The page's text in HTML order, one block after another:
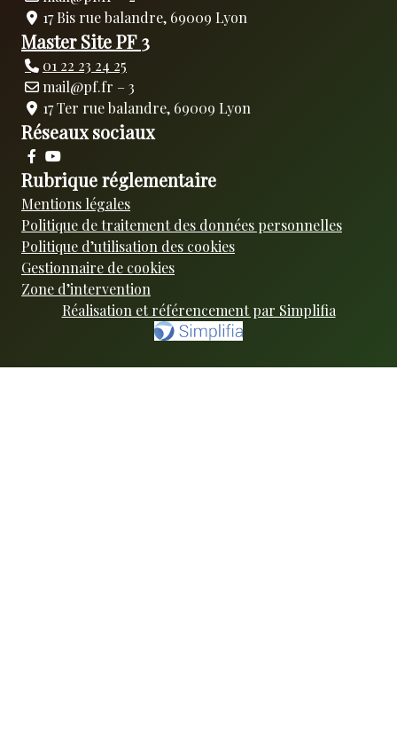
17 Bis rue balandre, 69009 Lyon
Master Site PF3
01 22 23 24 25
mail@pf.fr – 3
17 Ter rue balandre, 69009 Lyon
Réseaux sociaux
Rubrique réglementaire
Mentions légales
Politique de traitement des données personnelles
Politique d’utilisation des cookies
Gestionnaire de cookies
Zone d’intervention
Réalisation et référencement par Simplifia